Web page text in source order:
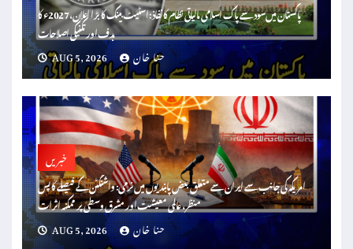
پاکستان میں سود سے پاک اسلامی مالیاتی نظام کا نفاذ: اسٹیٹ بینک کا بڑا اعلان، 2027ء کا
ہدف اور تکنیکی اصلاحات
AUG 5, 2026
حنا خان
خبریں
امریکہ کی جانب سے ایران سے متعلق بعض پابندیوں میں نرمی: واشنگٹن کے فیصلے کا پس
منظر، عالمی معیشت اور مشرق وسطیٰ پر ممکنہ اثرات
AUG 5, 2026
حنا خان